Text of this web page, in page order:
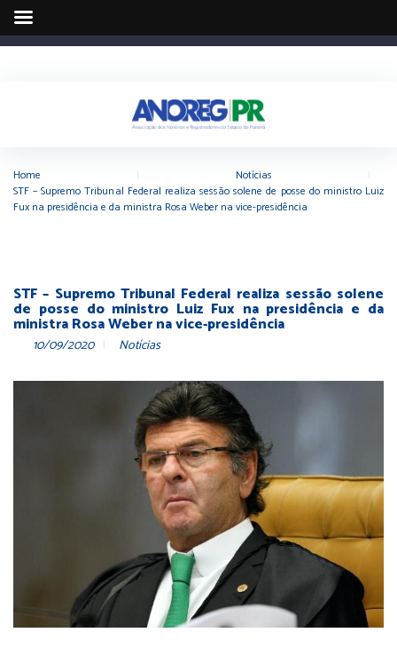
Home Notícias
STF – Supremo Tribunal Federal realiza sessão solene de posse do ministro Luiz
Fux na presidência e da ministra Rosa Weber na vice-presidência
STF – Supremo Tribunal Federal realiza sessão solene
de posse do ministro Luiz Fux na presidência e da
ministra Rosa Weber na vice-presidência
10/09/2020 Notícias